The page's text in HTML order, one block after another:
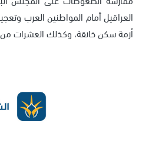
العراقيل أمام المواطنين العرب
أزمة سكن خانقة، وكذلك العشرات من